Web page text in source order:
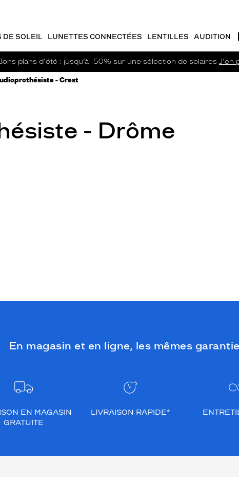
DE SOLEIL LUNETTES CONNECTÉES LENTILLES AUDITION
plans d'été : jusqu’à -50% sur une sélection de solaires J'en
- Crest
- Drôme
En magasin et en ligne, les mêmes
EN MAGASIN
GRATUITE
LIVRAISON RAPIDE*